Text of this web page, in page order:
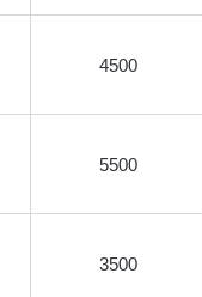
4500
5500
3500